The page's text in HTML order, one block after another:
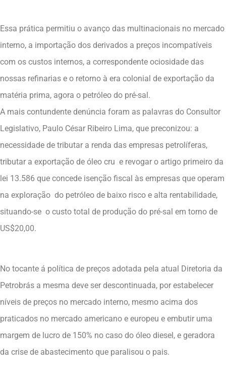
Essa prática permitiu o avanço das multinacionais no mercado
interno, a importação dos derivados a preços incompatíveis
com os custos internos, a correspondente ociosidade das
nossas refinarias e o retorno à era colonial de exportação da
matéria prima, agora o petróleo do pré-sal.
A mais contundente denúncia foram as palavras do Consultor
Legislativo, Paulo César Ribeiro Lima, que preconizou: a
necessidade de tributar a renda das empresas petrolíferas,
tributar a exportação de óleo cru e revogar o artigo primeiro da
lei 13.586 que concede isenção fiscal às empresas que operam
na exploração do petróleo de baixo risco e alta rentabilidade,
situando-se o custo total de produção do pré-sal em torno de
US$20,00.
No tocante á política de preços adotada pela atual Diretoria da
Petrobrás a mesma deve ser descontinuada, por estabelecer
níveis de preços no mercado interno, mesmo acima dos
praticados no mercado americano e europeu e embutir uma
margem de lucro de 150% no caso do óleo diesel, e geradora
da crise de abastecimento que paralisou o pais.